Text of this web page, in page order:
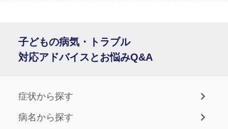
子どもの病気・トラブル
対応アドバイスとお悩みQ&A
症状から探す
病名から探す